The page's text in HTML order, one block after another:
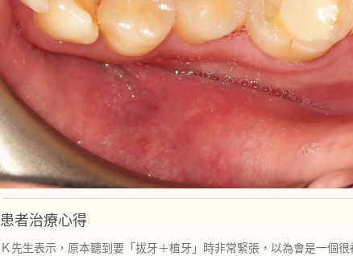
患者治療心得
Ｋ先生表示，原本聽到要「拔牙＋植牙」時非常緊張，以為會是一個